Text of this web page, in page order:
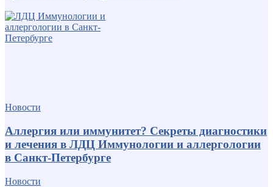
Новости
Аллергия или иммунитет? Секреты диагностики
и лечения в ЛДЦ Иммунологии и аллергологии
в Санкт-Петербурге
Новости